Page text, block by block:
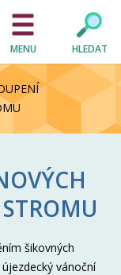
MENU HLEDAT
šikovných
vánoční